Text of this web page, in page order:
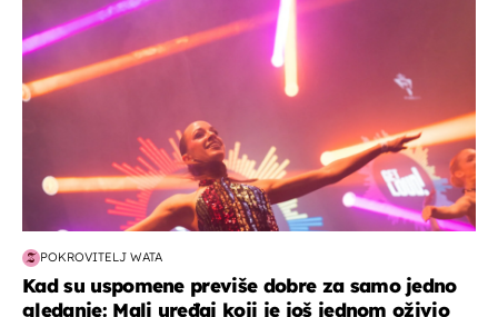
POKROVITELJ WATA
Kad su uspomene previše dobre za samo jedno
gledanje: Mali uređaj koji je još jednom oživio